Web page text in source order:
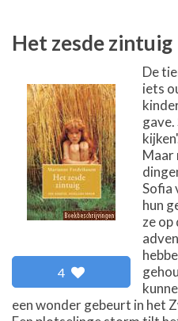
Het zesde zintuig
4
De
iets
gave.
Maar
Sofia
hun
ze op
een wonder gebeurt in het